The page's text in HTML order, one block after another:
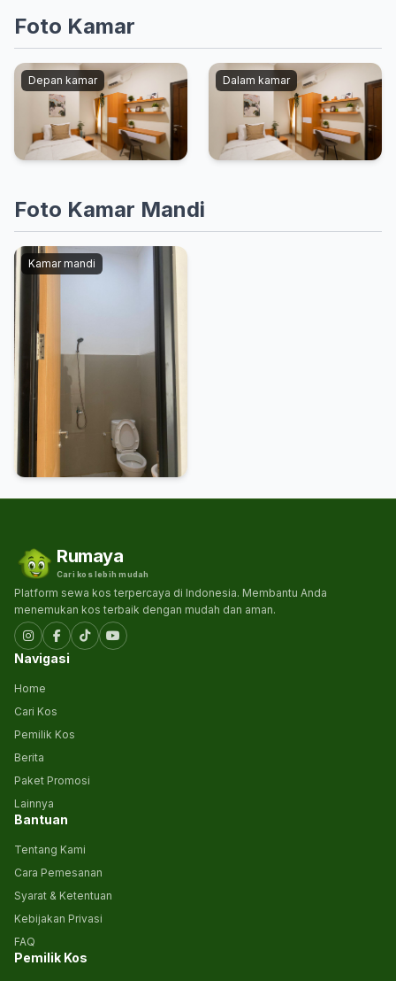
Foto Kamar
Depan kamar Dalam kamar
Foto Kamar Mandi
Kamar mandi
Rumaya
Cari kos lebih mudah
Platform sewa kos terpercaya di Indonesia. Membantu Anda
menemukan kos terbaik dengan mudah dan aman.
Navigasi
Home
Cari Kos
Pemilik Kos
Berita
Paket Promosi
Lainnya
Bantuan
Tentang Kami
Cara Pemesanan
Syarat & Ketentuan
Kebijakan Privasi
FAQ
Pemilik Kos